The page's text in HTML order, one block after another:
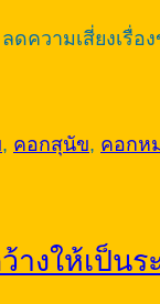
วามเสี่ยงเรื่อ
, คอกสุนัข, คอกห
งให้เป็นร